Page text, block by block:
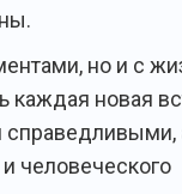
но и с
каждая новая
человеческого